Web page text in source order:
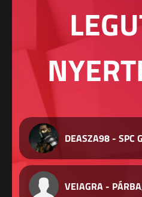
DEASZA98 - SPC
VEIAGRA -